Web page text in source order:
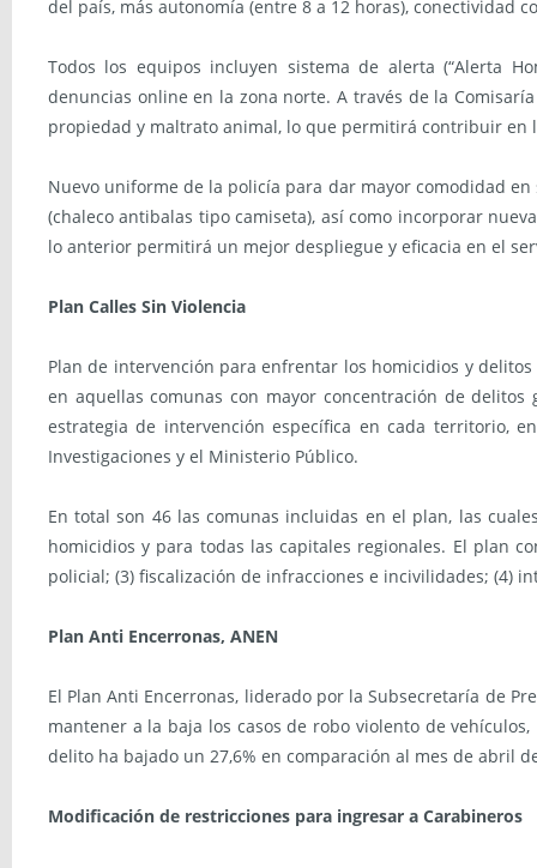
del país, más autonomía (entre 8 a 12 horas), conectividad
Todos los equipos incluyen sistema de alerta (“Alerta
denuncias online en la zona norte. A través de la
propiedad y maltrato animal, lo que permitirá contribuir en
Nuevo uniforme de la policía para dar mayor comodidad
(chaleco antibalas tipo camiseta), así como incorporar
lo anterior permitirá un mejor despliegue y eficacia en el
Plan Calles Sin Violencia
Plan de intervención para enfrentar los homicidios y
en aquellas comunas con mayor concentración de
estrategia de intervención específica en cada territorio,
Investigaciones y el Ministerio Público.
En total son 46 las comunas incluidas en el plan, las
homicidios y para todas las capitales regionales. El plan
policial; (3) fiscalización de infracciones e incivilidades; (4)
Plan Anti Encerronas, ANEN
El Plan Anti Encerronas, liderado por la Subsecretaría de
mantener a la baja los casos de robo violento de
delito ha bajado un 27,6% en comparación al mes de abril
Modificación de restricciones para ingresar a Carabineros